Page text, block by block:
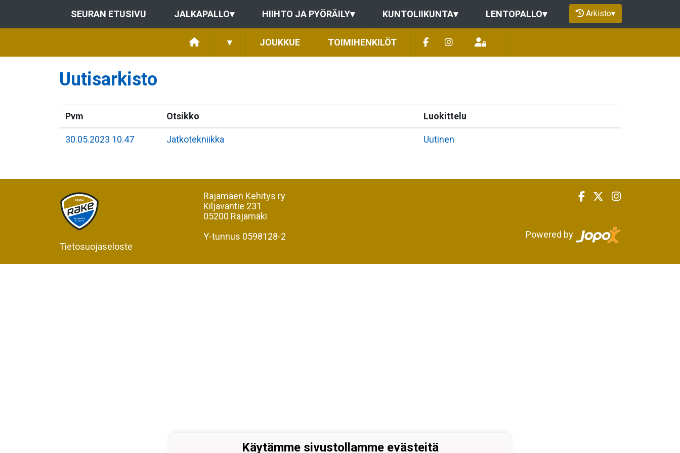
SEURAN ETUSIVU JALKAPALLO▾ HIIHTO JA PYÖRÄILY▾ KUNTOLIIKUNTA▾ LENTOPALLO▾ Arkisto▾
▾ JOUKKUE TOIMIHENKILÖT
Uutisarkisto
Pvm Otsikko Luokittelu
30.05.2023 10.47 Jatkotekniikka Uutinen
Tietosuojaseloste
Rajamäen Kehitys ry
Kiljavantie 231
05200 Rajamäki
Y-tunnus 0598128-2
Powered by
Käytämme sivustollamme evästeitä